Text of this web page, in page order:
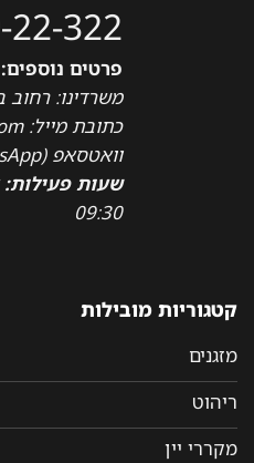
22-322
פרטים נוספים:
משרדינו: רחוב בוסל
כתובת מייל: m4aisrael@gmail.com
וואטסאפ (WhatsApp) - 058-6057111
שעות פעילות:
09:30
קטגוריות מובילות
מזגנים
ריהוט
מקררי יין